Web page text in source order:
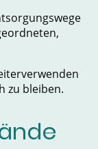
zu bleiben.